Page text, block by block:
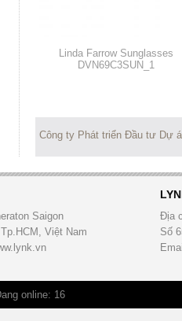
Linda Farrow Sunglasses
DVN69C3SUN_1
Công ty Phát triển Đầu tư Dự
Saigon
Việt Nam
Địa
Số
online: 16